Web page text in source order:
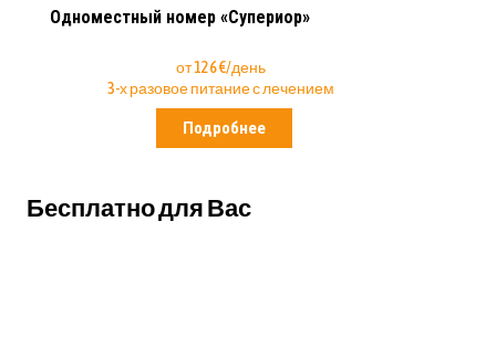
Одноместный номер «Супериор»
от 126 €/день
3-х разовое питание с лечением
Подробнее
Бесплатно для Вас